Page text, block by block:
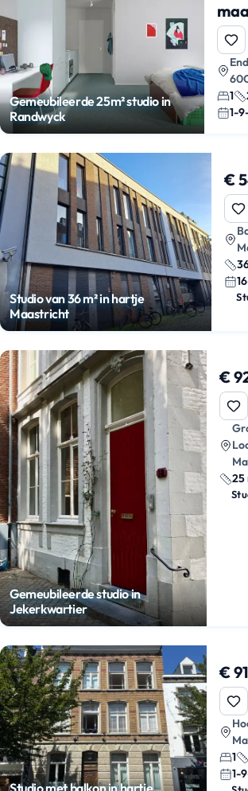
Gemeubileerde 25m² studio in
Randwyck
1
1-
Studio van 36 m² in hartje
Maastricht
€
Gemeubileerde studio in
Jekerkwartier
€
25
€
1
1-